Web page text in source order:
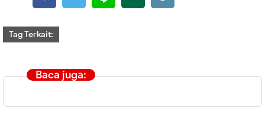
Tag Terkait:
Baca juga: